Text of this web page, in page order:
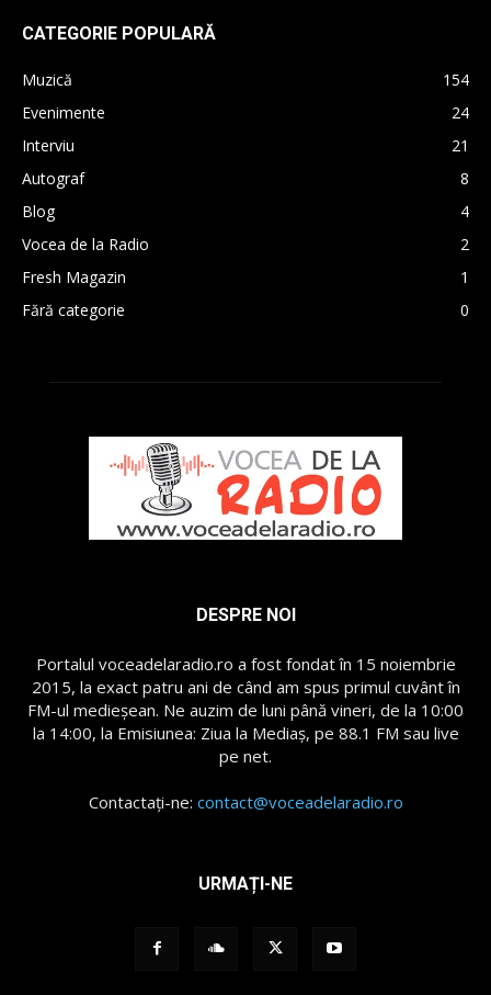
CATEGORIE POPULARĂ
Muzică
154
Evenimente
24
Interviu
21
Autograf
8
Blog
4
Vocea de la Radio
2
Fresh Magazin
1
Fără categorie
0
DESPRE NOI
Portalul voceadelaradio.ro a fost fondat în 15 noiembrie
2015, la exact patru ani de când am spus primul cuvânt în
FM-ul medieșean. Ne auzim de luni până vineri, de la 10:00
la 14:00, la Emisiunea: Ziua la Mediaș, pe 88.1 FM sau live
pe net.
Contactați-ne: contact@voceadelaradio.ro
URMAȚI-NE